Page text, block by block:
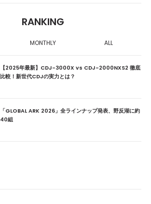
RANKING
MONTHLY ALL
【2025年最新】CDJ-3000X vs CDJ-2000NXS2 徹底
比較！新世代CDJの実力とは？
「GLOBAL ARK 2026」全ラインナップ発表、野反湖に約
40組